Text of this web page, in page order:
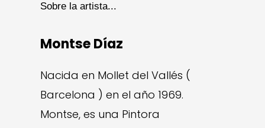
Sobre la artista...
Montse Díaz
Nacida en Mollet del Vallés (
Barcelona ) en el año 1969.
Montse, es una Pintora